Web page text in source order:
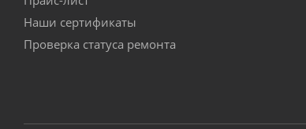
Наши сертификаты
Проверка статуса ремонта